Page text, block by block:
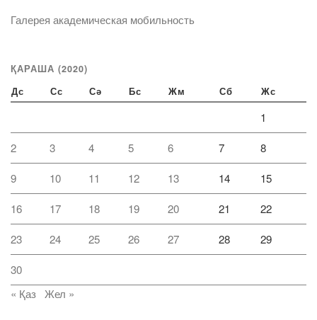
Галерея академическая мобильность
ҚАРАША (2020)
Дс Сс Сә Бс Жм Сб Жс
1
2 3 4 5 6 7 8
9 10 11 12 13 14 15
16 17 18 19 20 21 22
23 24 25 26 27 28 29
30
« Қаз
Жел »